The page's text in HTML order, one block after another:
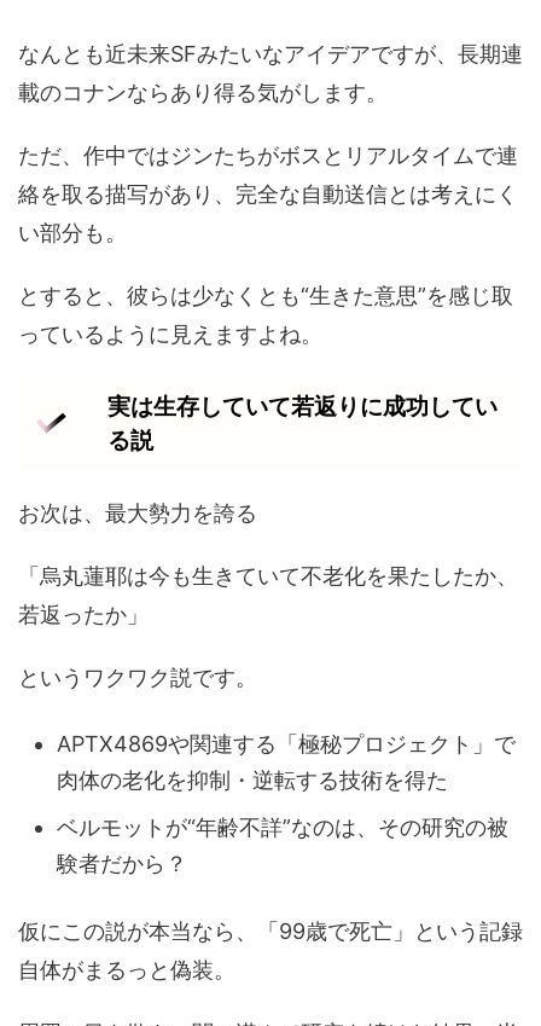
なんとも近未来SFみたいなアイデアですが、長期連
載のコナンならあり得る気がします。
ただ、作中ではジンたちがボスとリアルタイムで連
絡を取る描写があり、完全な自動送信とは考えにく
い部分も。
とすると、彼らは少なくとも“生きた意思”を感じ取
っているように見えますよね。
実は生存していて若返りに成功してい
る説
お次は、最大勢力を誇る
「烏丸蓮耶は今も生きていて不老化を果たしたか、
若返ったか」
というワクワク説です。
APTX4869や関連する「極秘プロジェクト」で
肉体の老化を抑制・逆転する技術を得た
ベルモットが“年齢不詳”なのは、その研究の被
験者だから？
仮にこの説が本当なら、「99歳で死亡」という記録
自体がまるっと偽装。